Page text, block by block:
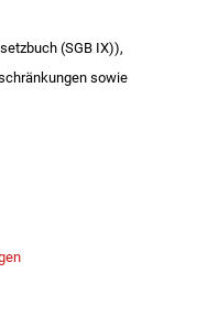
(SGB IX)),
sowie